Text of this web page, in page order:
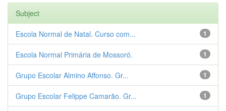
Subject
1
Escola Normal de Natal. Curso com...
1
Escola Normal Primária de Mossoró.
1
Grupo Escolar Almino Affonso. Gr...
1
Grupo Escolar Felippe Camarão. Gr...